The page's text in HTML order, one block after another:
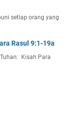
setiap orang yang
Rasul 9:1-19a
Kisah Para